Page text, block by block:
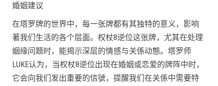
婚姻建议
在塔罗牌的世界中，每一张牌都有其独特的意义，影响
著我们生活的各个层面。权杖8逆位这张牌，尤其在处理
姻缘问题时，能揭示深层的情感与关係动態。塔罗师
LUKE认为，当权杖8逆位出现在婚姻或恋爱的牌阵中时，
它会向我们发出重要的信號，提醒我们在关係中需要特